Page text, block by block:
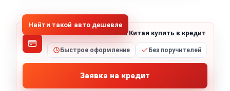
Найти такой авто дешевле
Tank 500 2023 3.0T 5из Китая купить в кредит
Быстрое оформление Без поручителей
Заявка на кредит